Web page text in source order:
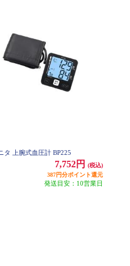
タ 上腕式血圧計 BP225
7,752円
(税込)
387円分ポイント還元
発送目安：10営業日